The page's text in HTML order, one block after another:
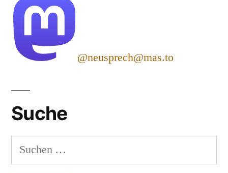
@neusprech@mas.to
Suche
Suchen
nach: